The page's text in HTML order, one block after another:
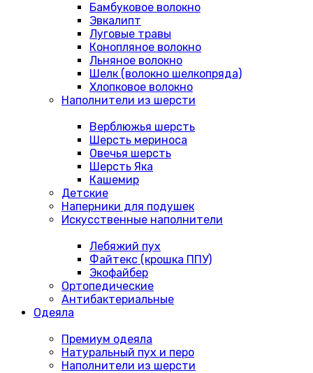
Бамбуковое волокно
Эвкалипт
Луговые травы
Конопляное волокно
Льняное волокно
Шелк (волокно шелкопряда)
Хлопковое волокно
Наполнители из шерсти
Верблюжья шерсть
Шерсть мериноса
Овечья шерсть
Шерсть Яка
Кашемир
Детские
Наперники для подушек
Искусственные наполнители
Лебяжий пух
Файтекс (крошка ППУ)
Экофайбер
Ортопедические
Антибактериальные
Одеяла
Премиум одеяла
Натуральный пух и перо
Наполнители из шерсти